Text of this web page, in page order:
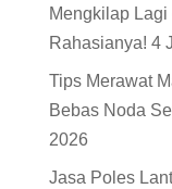
Mengkilap
Rahasianya! 4
Tips Merawat
Bebas Noda
2026
Jasa Poles